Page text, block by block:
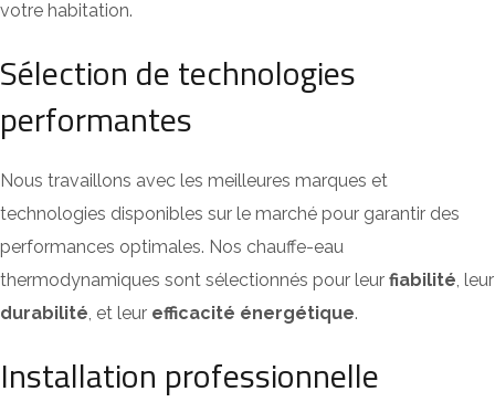
votre habitation.
Sélection de technologies
performantes
Nous travaillons avec les meilleures marques et
technologies disponibles sur le marché pour garantir des
performances optimales. Nos chauffe-eau
thermodynamiques sont sélectionnés pour leur fiabilité, leur
durabilité, et leur efficacité énergétique.
Installation professionnelle